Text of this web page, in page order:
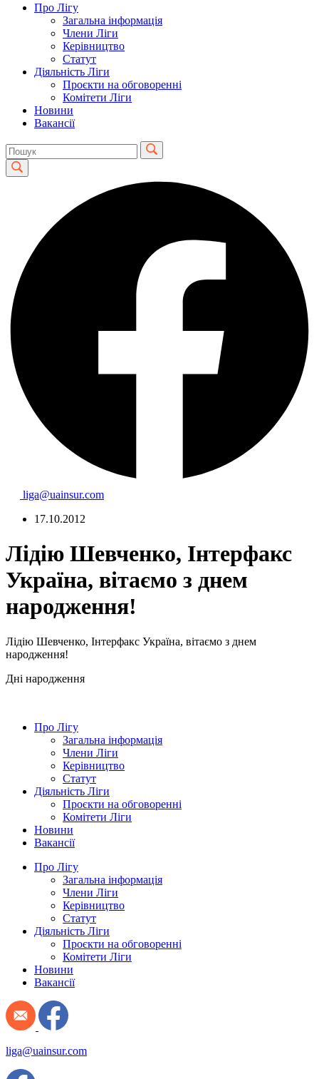
Про Лігу
Загальна інформація
Члени Ліги
Керівництво
Статут
Діяльність Ліги
Проєкти на обговоренні
Комітети Ліги
Новини
Вакансії
liga@uainsur.com
17.10.2012
Лідію Шевченко, Інтерфакс
Україна, вітаємо з днем
народження!
Лідію Шевченко, Інтерфакс Україна, вітаємо з днем
народження!
Дні народження
Про Лігу
Загальна інформація
Члени Ліги
Керівництво
Статут
Діяльність Ліги
Проєкти на обговоренні
Комітети Ліги
Новини
Вакансії
Про Лігу
Загальна інформація
Члени Ліги
Керівництво
Статут
Діяльність Ліги
Проєкти на обговоренні
Комітети Ліги
Новини
Вакансії
liga@uainsur.com